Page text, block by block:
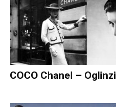
COCO Chanel – Oglinzi